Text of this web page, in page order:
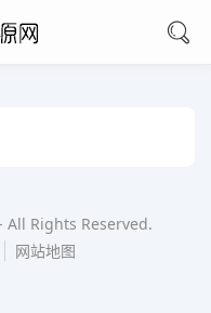
All Rights Reserved.
网站地图